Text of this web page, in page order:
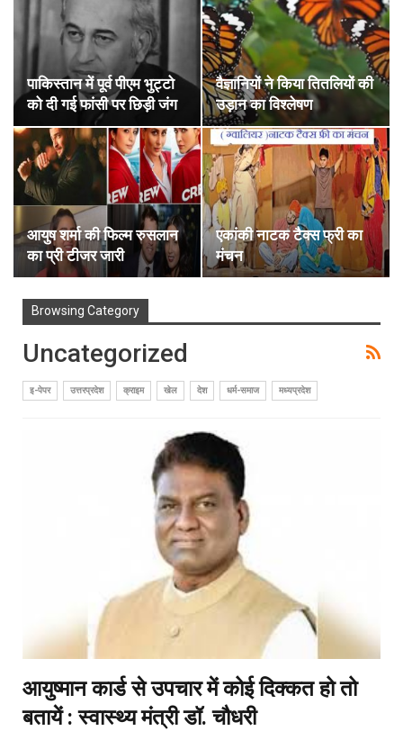
पाकिस्तान में पूर्व पीएम भुट्टो
को दी गई फांसी पर छिड़ी जंग
वैज्ञानियों ने किया तितलियों की
उड़ान का विश्लेषण
आयुष शर्मा की फिल्म रुसलान
का प्री टीजर जारी
एकांकी नाटक टैक्स फ्री का
मंचन
Browsing Category
Uncategorized
इ-पेपर उत्तरप्रदेश क्राइम खेल देश धर्म-समाज मध्यप्रदेश
आयुष्मान कार्ड से उपचार में कोई दिक्कत हो तो
बतायें : स्वास्थ्य मंत्री डॉ. चौधरी